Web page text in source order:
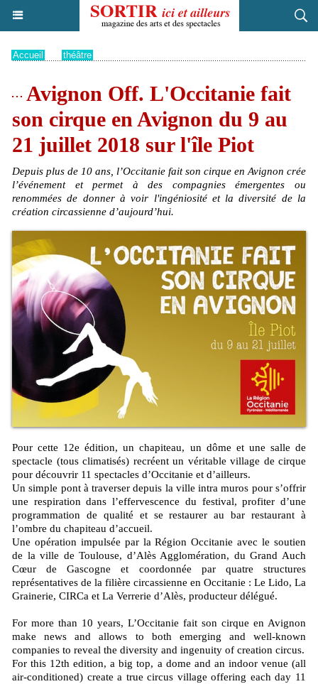
Accueil théâtre
Avignon Off. L'Occitanie fait
son cirque en Avignon du 9 au
21 juillet 2018 sur l'île Piot
Depuis plus de 10 ans, l’Occitanie fait son cirque en Avignon crée
l’événement et permet à des compagnies émergentes ou
renommées de donner à voir l'ingéniosité et la diversité de la
création circassienne d’aujourd’hui.
Pour cette 12e édition, un chapiteau, un dôme et une salle de
spectacle (tous climatisés) recréent un véritable village de cirque
pour découvrir 11 spectacles d’Occitanie et d’ailleurs.
Un simple pont à traverser depuis la ville intra muros pour s’offrir
une respiration dans l’effervescence du festival, profiter d’une
programmation de qualité et se restaurer au bar restaurant à
l’ombre du chapiteau d’accueil.
Une opération impulsée par la Région Occitanie avec le soutien
de la ville de Toulouse, d’Alès Agglomération, du Grand Auch
Cœur de Gascogne et coordonnée par quatre structures
représentatives de la filière circassienne en Occitanie : Le Lido, La
Grainerie, CIRCa et La Verrerie d’Alès, producteur délégué.
For more than 10 years, L’Occitanie fait son cirque en Avignon
make news and allows to both emerging and well-known
companies to reveal the diversity and ingenuity of creation circus.
For this 12th edition, a big top, a dome and an indoor venue (all
air-conditioned) create a true circus village offering each day 11